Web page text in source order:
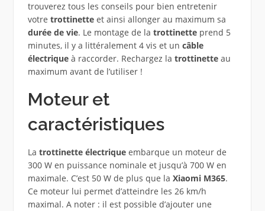
trouverez tous les conseils pour bien entretenir
votre trottinetteet ainsi allonger au maximum sa
durée de vie. Le montage de la trottinetteprend 5
minutes, il y a littéralement 4 vis et un câble
électriqueà raccorder. Rechargez la trottinetteau
maximum avant de l’utiliser !
Moteur et
caractéristiques
La trottinette électriqueembarque un moteur de
300 W en puissance nominale et jusqu’à 700 W en
maximale. C’est 50 W de plus que la Xiaomi M365.
Ce moteur lui permet d’atteindre les 26 km/h
maximal. A noter : il est possible d’ajouter une